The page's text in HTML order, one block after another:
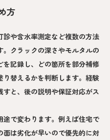
方
や含水率測定など複数の方法
クラックの深さやモルタルの
記録し、どの箇所を部分補修
替えるかを判断します。経験
と、後の説明や保証対応がス
で変わります。例えば住宅で
面は劣化が早いので優先的に対